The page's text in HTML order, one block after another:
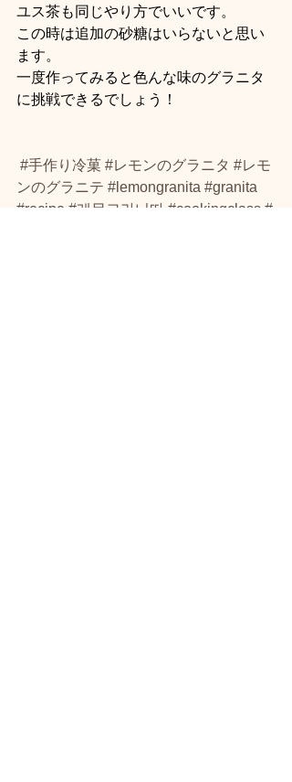
ユス茶も同じやり方でいいです。
この時は追加の砂糖はいらないと思い
ます。
一度作ってみると色んな味のグラニタ
に挑戦できるでしょう！
#手作り冷菓 #レモンのグラニタ #レモ
ンのグラニテ #lemongranita #granita
#recipe #레몬그라니따 #cookingclass #